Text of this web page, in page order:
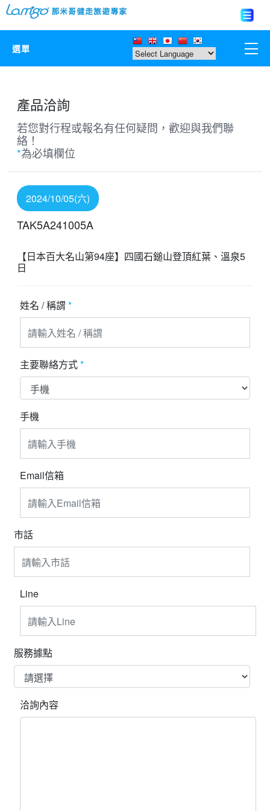
選單
中國
日本
歐美紐澳
夯講座
自由行
產品洽詢
若您對行程或報名有任何疑問，歡迎與我們聯
絡！
*為必填欄位
2024/10/05(六)
TAK5A241005A
【日本百大名山第94座】四國石鎚山登頂紅葉、溫泉5
日
姓名 / 稱謂 *
主要聯絡方式*
手機
Email信箱
市話
Line
服務據點
洽詢內容